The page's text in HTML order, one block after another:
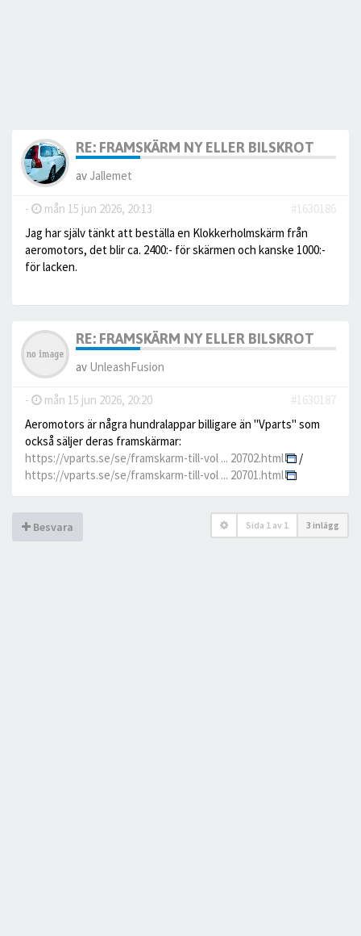
RE: FRAMSKÄRM NY ELLER BILSKROT
av Jallemet
- mån 15 jun 2026, 20:13
#1630186
Jag har själv tänkt att beställa en Klokkerholmskärm från
aeromotors, det blir ca. 2400:- för skärmen och kanske 1000:-
för lacken.
RE: FRAMSKÄRM NY ELLER BILSKROT
av UnleashFusion
- mån 15 jun 2026, 20:20
#1630187
Aeromotors är några hundralappar billigare än "Vparts" som
också säljer deras framskärmar:
https://vparts.se/se/framskarm-till-vol ... 20702.html
/
https://vparts.se/se/framskarm-till-vol ... 20701.html
Besvara Sida 1 av 1 3 inlägg